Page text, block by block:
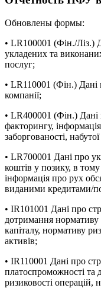
Обновлены формы:
• LR100001 (Фін./Ліз.)
укладених та
послуг;
• LR110001 (Фін.) Дані
компанії;
• LR400001 (Фін.) Дані
факторингу,
заборгованості,
• LR700001 Дані про
коштів у позику, в
інформація про рух
виданими кредитами/
• IR101001 Дані про
дотримання нормативу
капіталу, нормативу
активів;
• IR110001 Дані про
платоспроможності та
ризиковості операцій,